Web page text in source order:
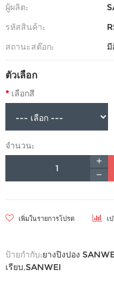
ผู้ผลิต:
รหัสสินค้า:
สถานะสต๊อก:
มี
ตัวเลือก
เลือกสี
จำนวน:
เพิ่มในรายการโปรด เ
ป้ายกำกับ:ยางปิงปอง
เรียบ,SANWEI